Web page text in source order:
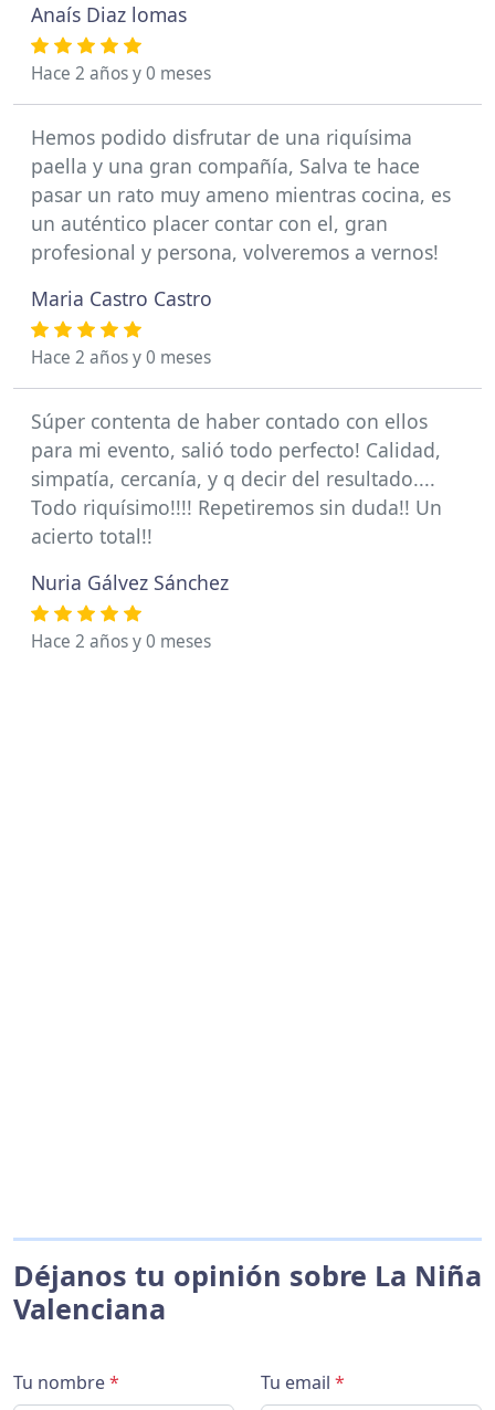
Anaís Diaz lomas
Hace 2 años y 0 meses
Hemos podido disfrutar de una riquísima
paella y una gran compañía, Salva te hace
pasar un rato muy ameno mientras cocina, es
un auténtico placer contar con el, gran
profesional y persona, volveremos a vernos!
Maria Castro Castro
Hace 2 años y 0 meses
Súper contenta de haber contado con ellos
para mi evento, salió todo perfecto! Calidad,
simpatía, cercanía, y q decir del resultado....
Todo riquísimo!!!! Repetiremos sin duda!! Un
acierto total!!
Nuria Gálvez Sánchez
Hace 2 años y 0 meses
Déjanos tu opinión sobre La Niña
Valenciana
Tu nombre* Tu email *